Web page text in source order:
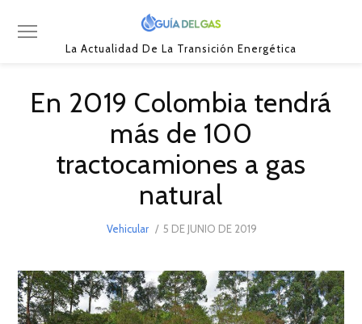
La Actualidad De La Transición Energética
En 2019 Colombia tendrá
más de 100
tractocamiones a gas
natural
Vehicular
POSTED
5 DE JUNIO DE 2019
DE
2019